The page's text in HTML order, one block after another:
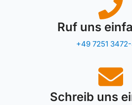
Ruf uns
+49 7251
Schreib uns